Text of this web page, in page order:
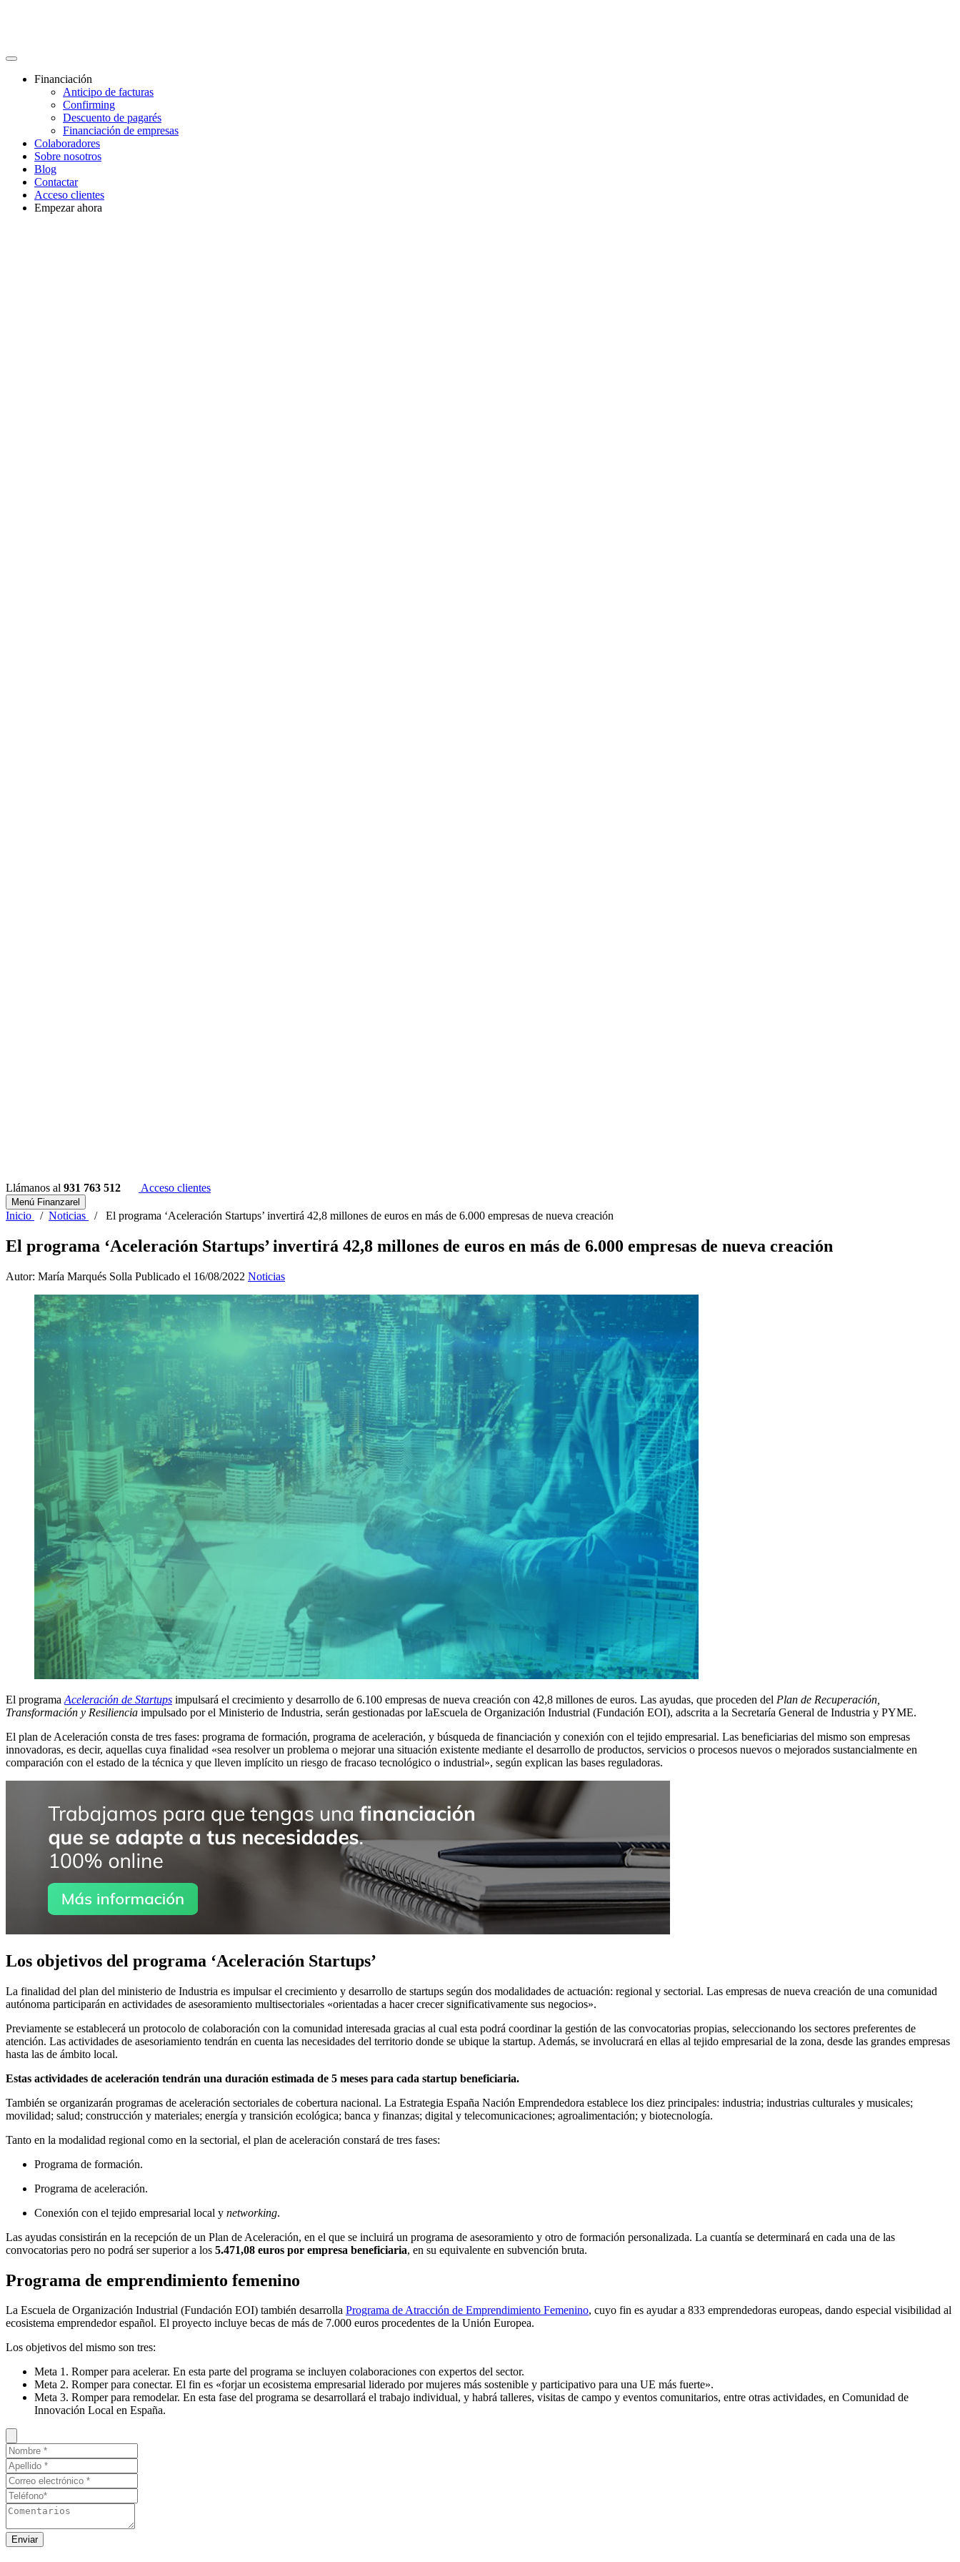
Financiación
Anticipo de facturas
Confirming
Descuento de pagarés
Financiación de empresas
Colaboradores
Sobre nosotros
Blog
Contactar
Acceso clientes
Empezar ahora
Llámanos al 931 763 512 Acceso clientes
Menú Finanzarel
Inicio / Noticias / El programa ‘Aceleración Startups’ invertirá 42,8 millones de euros en más de 6.000 empresas de nueva creación
El programa ‘Aceleración Startups’ invertirá 42,8 millones de euros en más de 6.000 empresas de nueva creación
Autor: María Marqués Solla Publicado el 16/08/2022 Noticias
El programa Aceleración de Startups impulsará el crecimiento y desarrollo de 6.100 empresas de nueva creación con 42,8 millones de euros. Las ayudas, que proceden del Plan de Recuperación,
Transformación y Resiliencia impulsado por el Ministerio de Industria, serán gestionadas por laEscuela de Organización Industrial (Fundación EOI), adscrita a la Secretaría General de Industria y PYME.
El plan de Aceleración consta de tres fases: programa de formación, programa de aceleración, y búsqueda de financiación y conexión con el tejido empresarial. Las beneficiarias del mismo son empresas
innovadoras, es decir, aquellas cuya finalidad «sea resolver un problema o mejorar una situación existente mediante el desarrollo de productos, servicios o procesos nuevos o mejorados sustancialmente en
comparación con el estado de la técnica y que lleven implícito un riesgo de fracaso tecnológico o industrial», según explican las bases reguladoras.
Los objetivos del programa ‘Aceleración Startups’
La finalidad del plan del ministerio de Industria es impulsar el crecimiento y desarrollo de startups según dos modalidades de actuación: regional y sectorial. Las empresas de nueva creación de una comunidad
autónoma participarán en actividades de asesoramiento multisectoriales «orientadas a hacer crecer significativamente sus negocios».
Previamente se establecerá un protocolo de colaboración con la comunidad interesada gracias al cual esta podrá coordinar la gestión de las convocatorias propias, seleccionando los sectores preferentes de
atención. Las actividades de asesoriamiento tendrán en cuenta las necesidades del territorio donde se ubique la startup. Además, se involucrará en ellas al tejido empresarial de la zona, desde las grandes empresas
hasta las de ámbito local.
Estas actividades de aceleración tendrán una duración estimada de 5 meses para cada startup beneficiaria.
También se organizarán programas de aceleración sectoriales de cobertura nacional. La Estrategia España Nación Emprendedora establece los diez principales: industria; industrias culturales y musicales;
movilidad; salud; construcción y materiales; energía y transición ecológica; banca y finanzas; digital y telecomunicaciones; agroalimentación; y biotecnología.
Tanto en la modalidad regional como en la sectorial, el plan de aceleración constará de tres fases:
Programa de formación.
Programa de aceleración.
Conexión con el tejido empresarial local y networking.
Las ayudas consistirán en la recepción de un Plan de Aceleración, en el que se incluirá un programa de asesoramiento y otro de formación personalizada. La cuantía se determinará en cada una de las
convocatorias pero no podrá ser superior a los 5.471,08 euros por empresa beneficiaria, en su equivalente en subvención bruta.
Programa de emprendimiento femenino
La Escuela de Organización Industrial (Fundación EOI) también desarrolla Programa de Atracción de Emprendimiento Femenino, cuyo fin es ayudar a 833 emprendedoras europeas, dando especial visibilidad al
ecosistema emprendedor español. El proyecto incluye becas de más de 7.000 euros procedentes de la Unión Europea.
Los objetivos del mismo son tres:
Meta 1. Romper para acelerar. En esta parte del programa se incluyen colaboraciones con expertos del sector.
Meta 2. Romper para conectar. El fin es «forjar un ecosistema empresarial liderado por mujeres más sostenible y participativo para una UE más fuerte».
Meta 3. Romper para remodelar. En esta fase del programa se desarrollará el trabajo individual, y habrá talleres, visitas de campo y eventos comunitarios, entre otras actividades, en Comunidad de
Innovación Local en España.
Enviar